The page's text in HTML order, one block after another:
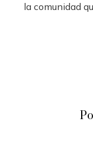
la comunidad